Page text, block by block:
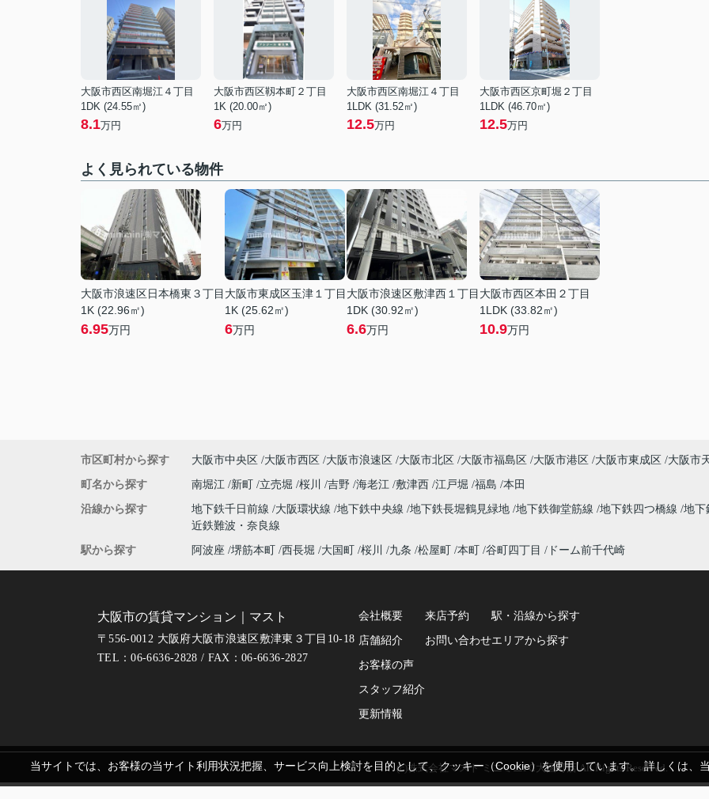
大阪市西区南堀江４丁目
1DK (24.55㎡)
8.1万円
大阪市西区靱本町２丁目
1K (20.00㎡)
6万円
大阪市西区南堀江４丁目
1LDK (31.52㎡)
12.5万円
大阪市西区京町堀２丁目
1LDK (46.70㎡)
12.5万円
よく見られている物件
大阪市浪速区日本橋東３丁目
1K (22.96㎡)
6.95万円
大阪市東成区玉津１丁目
1K (25.62㎡)
6万円
大阪市浪速区敷津西１丁目
1DK (30.92㎡)
6.6万円
大阪市西区本田２丁目
1LDK (33.82㎡)
10.9万円
市区町村から探す 大阪市中央区 大阪市西区 大阪市浪速区 大阪市北区 大阪市福島区 大阪市港区 大阪市東成区 大阪市
町名から探す 南堀江 新町 立売堀 桜川 吉野 海老江 敷津西 江戸堀 福島 本田
沿線から探す 地下鉄千日前線 大阪環状線 地下鉄中央線 地下鉄長堀鶴見緑地 地下鉄御堂筋線 地下鉄四つ橋線 地
近鉄難波・奈良線
駅から探す 阿波座 堺筋本町 西長堀 大国町 桜川 九条 松屋町 本町 谷町四丁目 ドーム前千代崎
大阪市の賃貸マンション｜マスト
〒556-0012 大阪府大阪市浪速区敷津東３丁目10-18
TEL：06-6636-2828 / FAX：06-6636-2827
会社概要
店舗紹介
お客様の声
スタッフ紹介
更新情報
来店予約
お問い合わせ
駅・沿線から探す
エリアから探す
(c)株式会社マスト ミニミニFC大国町店 All Rights Reserved.
当サイトでは、お客様の当サイト利用状況把握、サービス向上検討を目的として、クッキー（Cookie）を使用しています。詳しくは、